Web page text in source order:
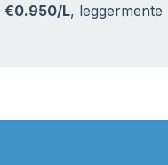
€0.950/L, leggermente